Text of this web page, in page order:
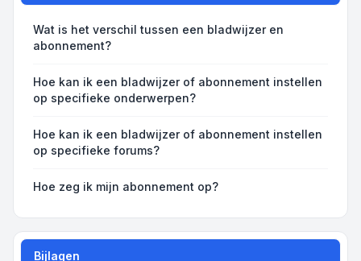
Wat is het verschil tussen een bladwijzer en
abonnement?
Hoe kan ik een bladwijzer of abonnement instellen
op specifieke onderwerpen?
Hoe kan ik een bladwijzer of abonnement instellen
op specifieke forums?
Hoe zeg ik mijn abonnement op?
Bijlagen